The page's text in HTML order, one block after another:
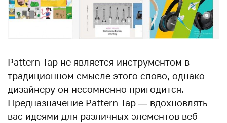
Pattern Tap не является инструментом в
традиционном смысле этого слово, однако
дизайнеру он несомненно пригодится.
Предназначение Pattern Tap — вдохновлять
вас идеями для различных элементов веб-